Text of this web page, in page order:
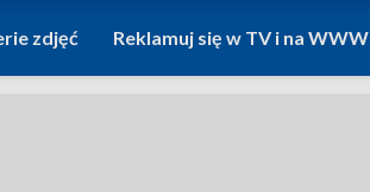
zdjęć Reklamuj się w TV i na WWW